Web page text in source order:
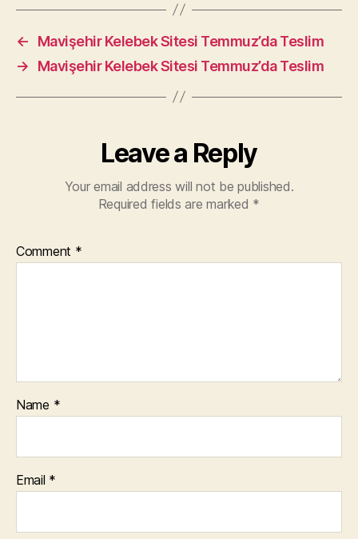
←
Mavişehir Kelebek Sitesi Temmuz’da Teslim
→
Mavişehir Kelebek Sitesi Temmuz’da Teslim
Leave a Reply
Your email address will not be published.
Required fields are marked *
Comment *
Name *
Email *